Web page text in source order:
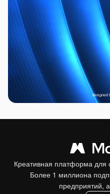
Креативная платформа для
Более 1 миллиона
предприятий,